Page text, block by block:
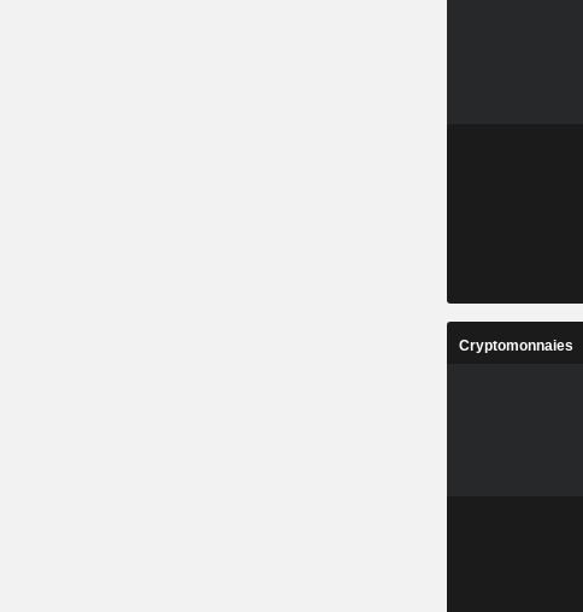
Cryptomonnaies